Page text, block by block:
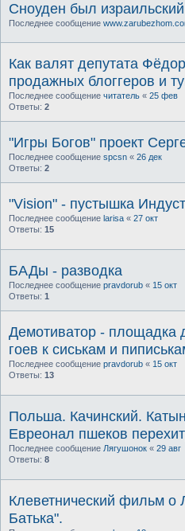
Сноуден был
Последнее сообщение
Как валят депутата
продажных блоггеров и
Последнее сообщение читатель « 25 фев
Ответы: 2
"Игры Богов" проект
Последнее сообщение spcsn « 26 дек
Ответы: 2
"Vision" - пустышка
Последнее сообщение larisa « 27 окт
Ответы: 15
БАДы - разводка
Последнее сообщение pravdorub « 15 окт
Ответы: 1
Демотиватор - площадка
гоев к сиськам и
Последнее сообщение pravdorub « 15 окт
Ответы: 13
Польша. Качинский.
Евреонал пшеков
Последнее сообщение Лягушонок « 29 авг
Ответы: 8
Клеветнический фильм о
Батька".